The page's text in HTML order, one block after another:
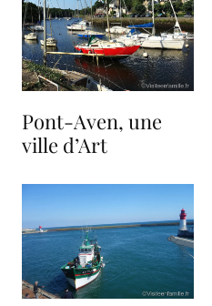
Pont-Aven, une
ville d’Art